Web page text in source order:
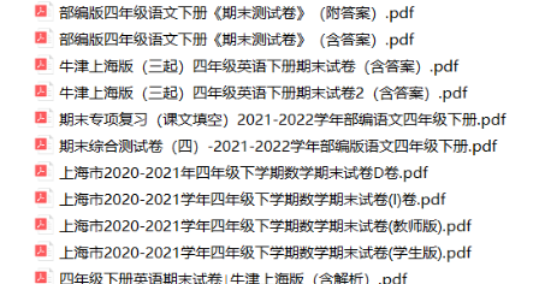
2027年上海市初中英语考
纲词汇天天练（共144页）
admin 2